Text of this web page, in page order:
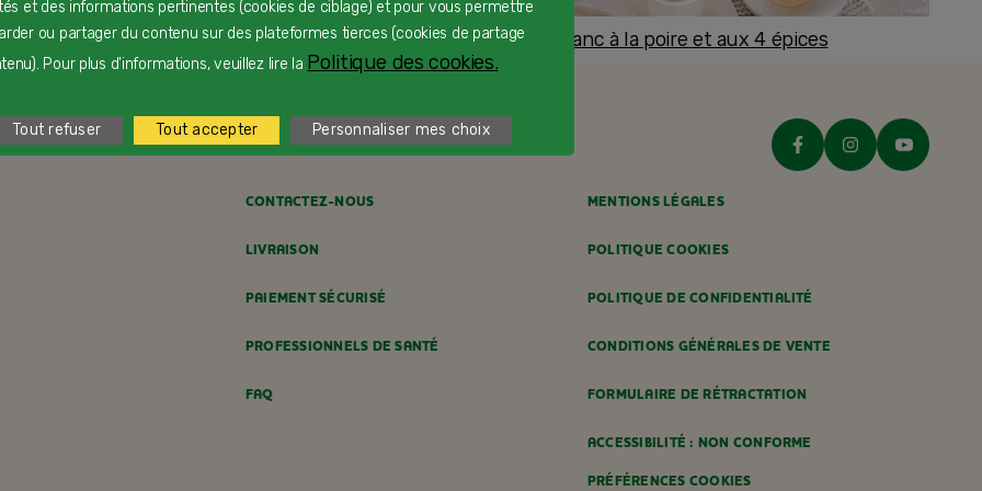
Charlotte de Pâques
Dès 24 mois
Fromage blanc à la poire et aux 4 épices
Dès 8 mois
CONTACTEZ-NOUS
LIVRAISON
PAIEMENT SÉCURISÉ
PROFESSIONNELS DE SANTÉ
FAQ
MENTIONS LÉGALES
POLITIQUE COOKIES
POLITIQUE DE CONFIDENTIALITÉ
CONDITIONS GÉNÉRALES DE VENTE
FORMULAIRE DE RÉTRACTATION
ACCESSIBILITÉ : NON CONFORME
PRÉFÉRENCES COOKIES
et des informations pertinentes (cookies de ciblage) et pour vous permettre
ou partager du contenu sur des plateformes tierces (cookies de partage
Pour plus d'informations, veuillez lire la Politique des cookies.
Tout refuser Tout accepter Personnaliser mes choix